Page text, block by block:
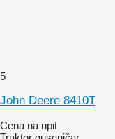
5
John Deere 8410T
Cena na upit